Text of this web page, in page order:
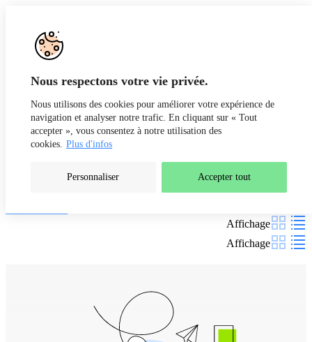
Nous respectons votre vie privée.
Nous utilisons des cookies pour améliorer votre expérience de
navigation et analyser notre trafic. En cliquant sur « Tout
accepter », vous consentez à notre utilisation des
cookies. Plus d'infos
Personnaliser Accepter tout
Affichage
Affichage